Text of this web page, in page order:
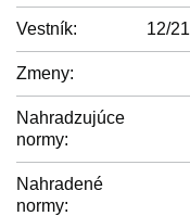
Vestník: 12/21
Zmeny:
Nahradzujúce
normy:
Nahradené
normy: